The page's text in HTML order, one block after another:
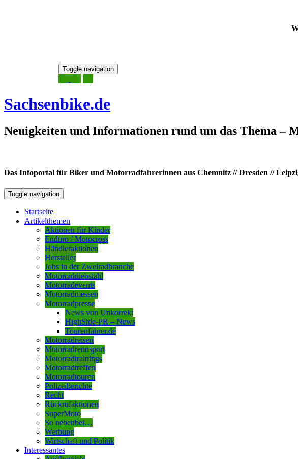
Toggle navigation
Sachsenbike.de
Neuigkeiten und Informationen rund um das Thema –
Das Infoportal für Biker und Motorradfahrerinnen aus Chemnitz // Dresden //
Toggle navigation
Startseite
Artikelthemen
Aktionen für Kinder
Enduro / Motocross
Händleraktionen
Hersteller
Jobs in der Zweiradbranche
Motorraddiebstahl
Motorradevents
Motorradmessen
Motorradpresse
News von Unkorrekt
HighSide-PR – News
Tourenfahrer.de
Motorradreisen
Motorradrennsport
Motorradtrainings
Motorradtreffen
Motorradtouren
Polizeiberichte
Recht
Rückrufaktionen
SuperMoto
So nebenbei…
Werbung
Wirtschaft und Politik
Interessantes